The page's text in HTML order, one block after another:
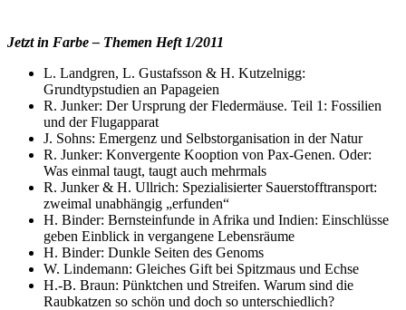
Jetzt in Farbe – Themen Heft 1/2011
L. Landgren, L. Gustafsson & H. Kutzelnigg:
Grundtypstudien an Papageien
R. Junker: Der Ursprung der Fledermäuse. Teil 1: Fossilien
und der Flugapparat
J. Sohns: Emergenz und Selbstorganisation in der Natur
R. Junker: Konvergente Kooption von Pax-Genen. Oder:
Was einmal taugt, taugt auch mehrmals
R. Junker & H. Ullrich: Spezialisierter Sauerstofftransport:
zweimal unabhängig „erfunden“
H. Binder: Bernsteinfunde in Afrika und Indien: Einschlüsse
geben Einblick in vergangene Lebensräume
H. Binder: Dunkle Seiten des Genoms
W. Lindemann: Gleiches Gift bei Spitzmaus und Echse
H.-B. Braun: Pünktchen und Streifen. Warum sind die
Raubkatzen so schön und doch so unterschiedlich?